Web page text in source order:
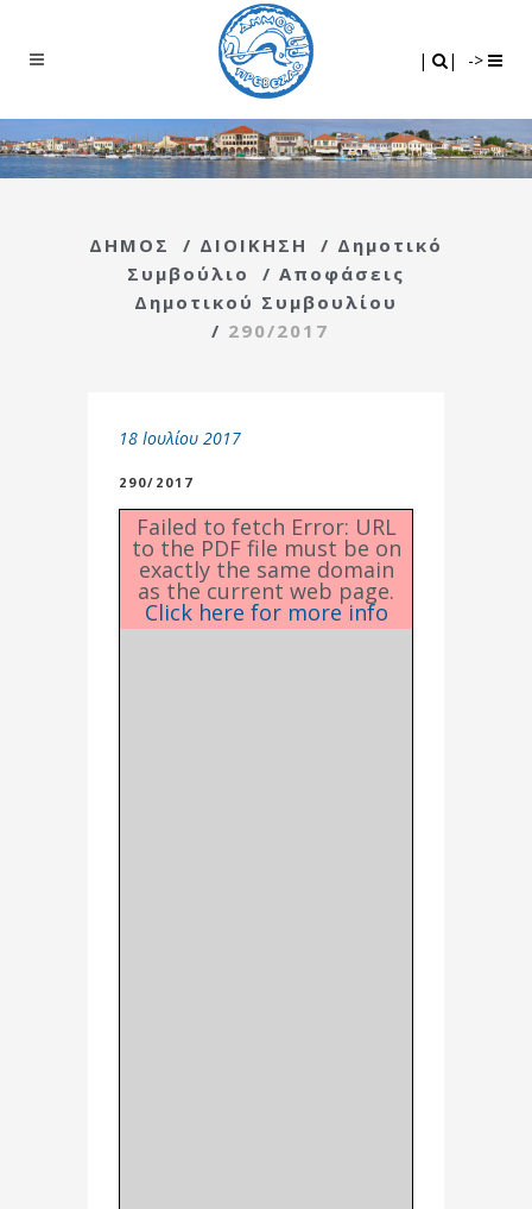
| | ->
ΔΗΜΟΣ / ΔΙΟΙΚΗΣΗ / Δημοτικό
Συμβούλιο
/ Αποφάσεις
Δημοτικού Συμβουλίου
/ 290/2017
18 Ιουλίου 2017
290/2017
Failed to fetch Error: URL
to the PDF file must be on
exactly the same domain
as the current web page.
Click here for more info